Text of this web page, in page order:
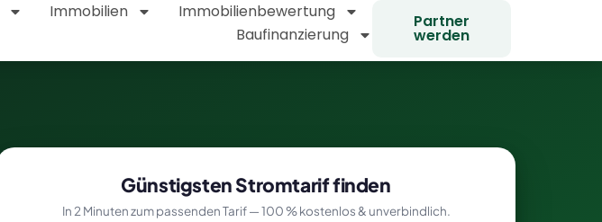
Immobilien
Immobilienbewertung
Baufinanzierung
Partner
werden
Günstigsten Stromtarif finden
In 2 Minuten zum passenden Tarif — 100 % kostenlos & unverbindlich.